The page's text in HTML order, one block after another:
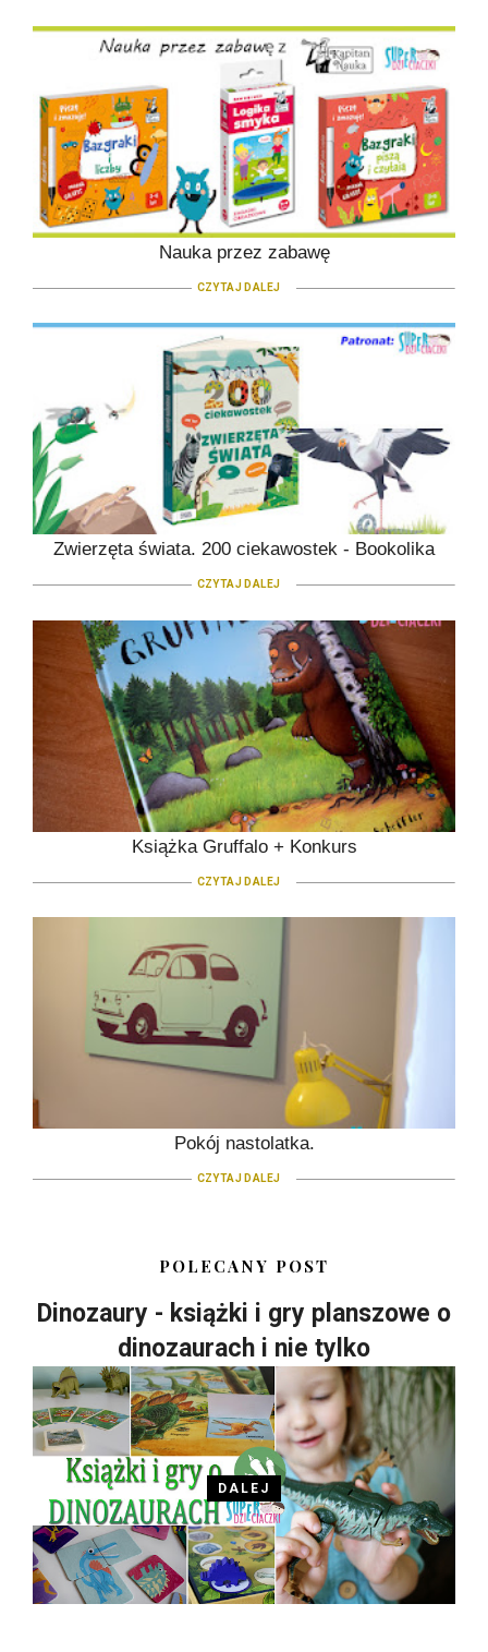
Nauka przez zabawę
CZYTAJ DALEJ
Zwierzęta świata. 200 ciekawostek - Bookolika
CZYTAJ DALEJ
Książka Gruffalo + Konkurs
CZYTAJ DALEJ
Pokój nastolatka.
CZYTAJ DALEJ
POLECANY POST
Dinozaury - książki i gry planszowe o
dinozaurach i nie tylko
DALEJ